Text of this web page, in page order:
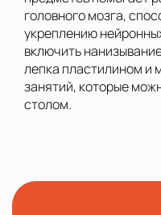
головного мозга,
укреплению
включить
лепка пластилином и
занятий, которые
столом.